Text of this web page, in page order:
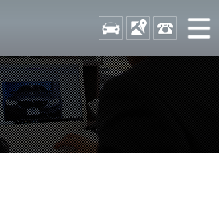
TUCグループ BMW専門 八
STOCK ACCESS 042-
在庫リスト
アクセスマップ